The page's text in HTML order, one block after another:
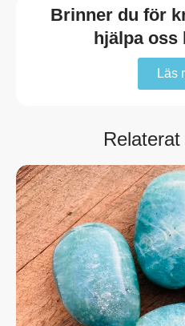
Brinner du för
hjälpa oss
Läs